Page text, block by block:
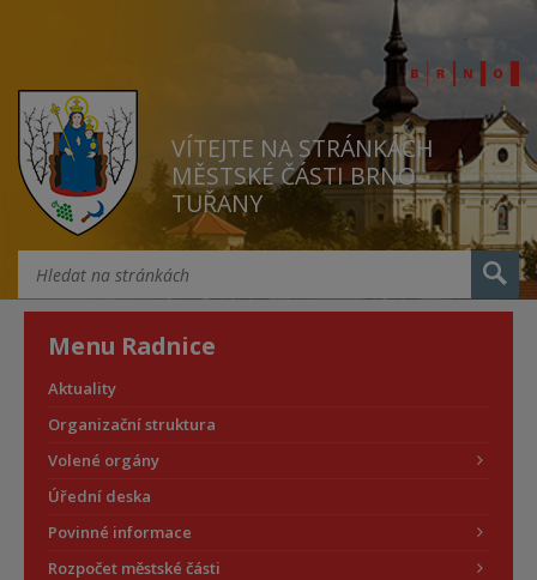
VÍTEJTE NA STRÁNKÁCH
MĚSTSKÉ ČÁSTI BRNO
TUŘANY
Menu Radnice
Aktuality
Organizační struktura
Volené orgány
Úřední deska
Povinné informace
Rozpočet městské části